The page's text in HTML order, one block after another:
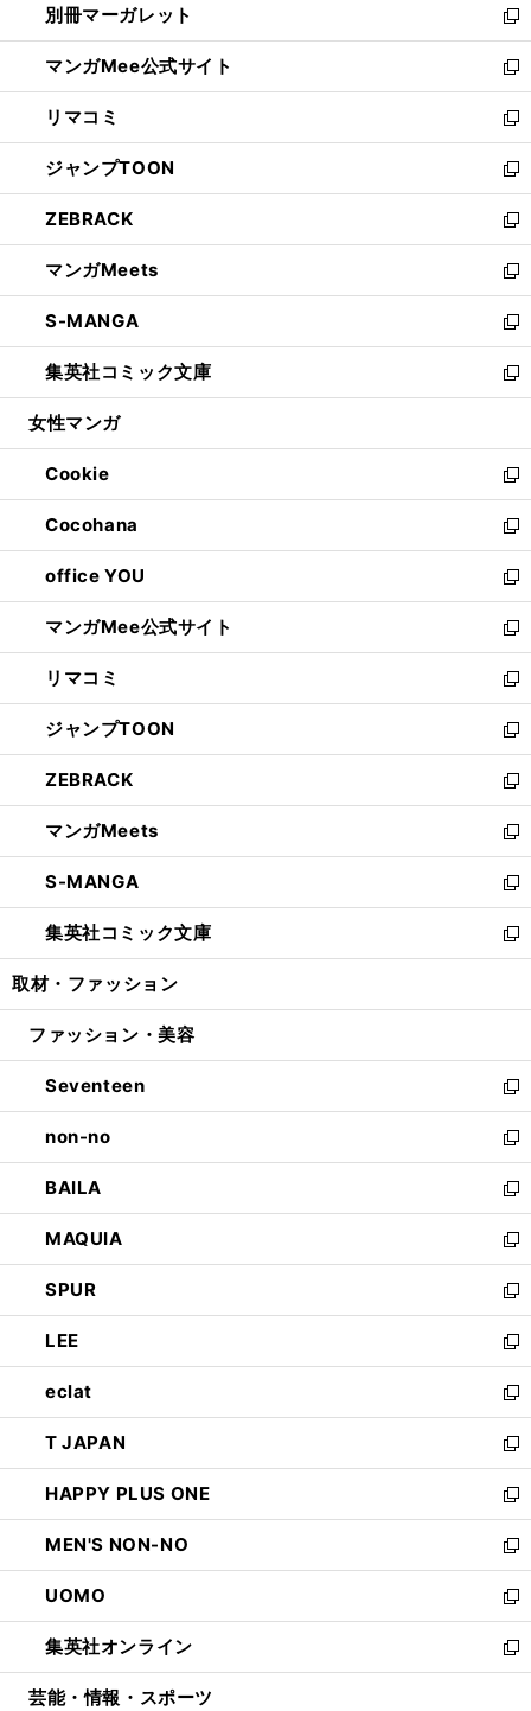
く
で
開
く
ィ
ン
ド
ウ
で
開
く
い
ウ
ィ
ン
ド
ウ
で
開
く
別冊マーガレット
新
し
い
ウ
ィ
ン
ド
ウ
で
開
く
マンガMee公式サイト
新
し
い
ウ
ィ
ン
ド
ウ
で
開
く
リマコミ
新
し
い
ウ
ィ
ン
ド
ウ
で
開
く
ジャンプTOON
新
し
い
ウ
ィ
ン
ド
ウ
で
開
ZEBRACK
新
し
い
ウ
ィ
ン
ド
ウ
開
く
マンガMeets
新
し
い
ウ
ィ
ン
ウ
で
開
く
S-MANGA
新
し
い
ウ
ン
ド
ウ
で
開
く
集英社コミック文庫
新
し
ウ
ィ
ン
ド
ウ
で
開
く
女性マンガ
Cookie
新
し
い
ウ
ィ
ン
ド
ウ
で
開
く
Cocohana
新
し
い
ウ
ィ
ン
ド
ウ
で
開
く
office YOU
新
し
い
ウ
ィ
ン
ド
ウ
で
開
く
マンガMee公式サイト
新
し
い
ウ
ィ
ン
ド
ウ
で
開
く
リマコミ
新
し
い
ウ
ィ
ン
ド
ウ
で
開
く
ジャンプTOON
新
し
い
ウ
ィ
ン
ド
ウ
で
開
ZEBRACK
新
し
い
ウ
ィ
ン
ド
ウ
開
マンガMeets
新
し
い
ウ
ィ
ン
ウ
開
く
S-MANGA
新
し
い
ウ
ン
ウ
で
開
く
集英社コミック文庫
新
し
ウ
ン
ド
ウ
で
開
く
取材・ファッション
ファッション・美容
Seventeen
新
し
い
ウ
ィ
ン
ド
ウ
で
開
く
non-no
新
し
い
ウ
ィ
ン
ド
ウ
で
開
く
BAILA
新
し
い
ウ
ィ
ン
ド
ウ
で
開
く
MAQUIA
新
し
い
ウ
ィ
ン
ド
ウ
で
開
く
SPUR
新
し
い
ウ
ィ
ン
ド
ウ
で
開
く
LEE
新
し
い
ウ
ィ
ン
ド
ウ
で
開
く
eclat
新
し
い
ウ
ィ
ン
ド
ウ
で
開
く
T JAPAN
新
し
い
ウ
ィ
ン
ド
ウ
で
開
HAPPY PLUS ONE
新
し
い
ウ
ィ
ン
ド
ウ
MEN'S NON-NO
新
し
い
ウ
ィ
ン
UOMO
新
し
い
ウ
集英社オンライン
新
し
芸能・情報・スポーツ